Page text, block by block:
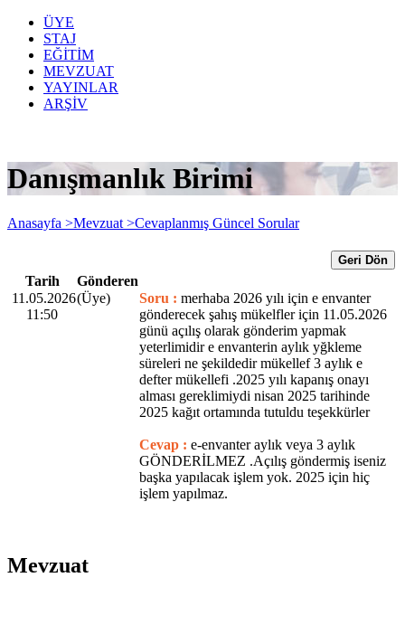
ÜYE
STAJ
EĞİTİM
MEVZUAT
YAYINLAR
ARŞİV
Danışmanlık Birimi
Anasayfa >Mevzuat >Cevaplanmış Güncel Sorular
Geri Dön
Tarih
Gönderen
11.05.2026
11:50
(Üye) Soru : merhaba 2026 yılı için e envanter
gönderecek şahış mükelfler için 11.05.2026
günü açılış olarak gönderim yapmak
yeterlimidir e envanterin aylık yğkleme
süreleri ne şekildedir mükellef 3 aylık e
defter mükellefi .2025 yılı kapanış onayı
alması gereklimiydi nisan 2025 tarihinde
2025 kağıt ortamında tutuldu teşekkürler
Cevap : e-envanter aylık veya 3 aylık
GÖNDERİLMEZ .Açılış göndermiş iseniz
başka yapılacak işlem yok. 2025 için hiç
işlem yapılmaz.
Mevzuat